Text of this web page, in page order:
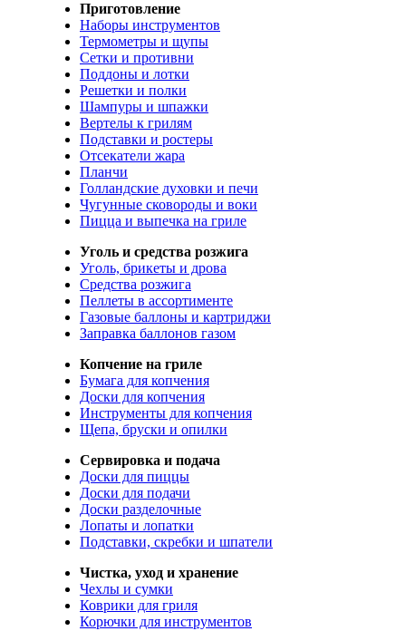
Приготовление
Наборы инструментов
Термометры и щупы
Сетки и противни
Поддоны и лотки
Решетки и полки
Шампуры и шпажки
Вертелы к грилям
Подставки и ростеры
Отсекатели жара
Планчи
Голландские духовки и печи
Чугунные сковороды и воки
Пицца и выпечка на гриле
Уголь и средства розжига
Уголь, брикеты и дрова
Средства розжига
Пеллеты в ассортименте
Газовые баллоны и картриджи
Заправка баллонов газом
Копчение на гриле
Бумага для копчения
Доски для копчения
Инструменты для копчения
Щепа, бруски и опилки
Сервировка и подача
Доски для пиццы
Доски для подачи
Доски разделочные
Лопаты и лопатки
Подставки, скребки и шпатели
Чистка, уход и хранение
Чехлы и сумки
Коврики для гриля
Корючки для инструментов